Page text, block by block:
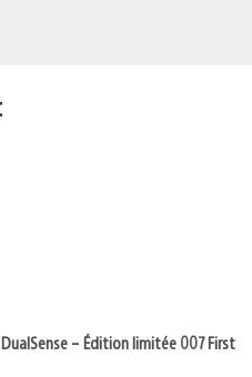
– Édition limitée 007 First